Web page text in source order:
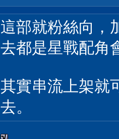
這部就粉絲向，
去都是星戰配角
其實串流上架就
去。